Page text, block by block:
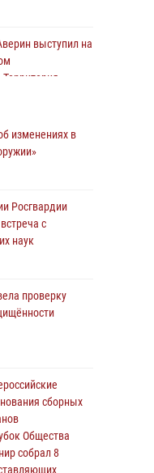
выступил на
в
во
росгвардейцы
Труда
окружной этап
конкурса
среди
охраны
изменениях в
Росгвардии
с
наук
проверку
сборных
Общества
собрал 8